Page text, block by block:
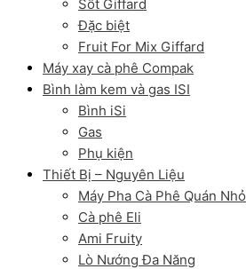
Sốt Giffard
Đặc biệt
Fruit For Mix Giffard
Máy xay cà phê Compak
Bình làm kem và gas ISI
Bình iSi
Gas
Phụ kiện
Thiết Bị – Nguyên Liệu
Máy Pha Cà Phê Quán Nhỏ
Cà phê Eli
Ami Fruity
Lò Nướng Đa Năng